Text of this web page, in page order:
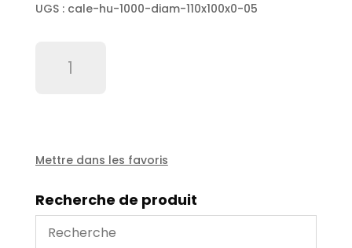
UGS : cale-hu-1000-diam-110x100x0-05
diam
Mettre dans les favoris
Recherche de produit